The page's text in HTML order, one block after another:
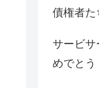
債権者た
サービサ
めでとう